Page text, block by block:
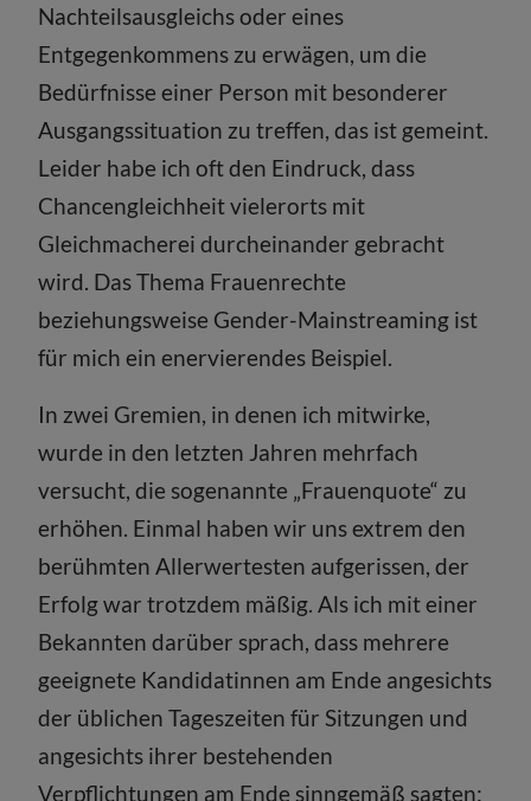
Nachteilsausgleichs oder eines
Entgegenkommens zu erwägen, um die
Bedürfnisse einer Person mit besonderer
Ausgangs­situation zu treffen, das ist gemeint.
Leider habe ich oft den Eindruck, dass
Chancengleichheit vielerorts mit
Gleichmacherei durcheinander gebracht
wird. Das Thema Frauenrechte
beziehungsweise Gender-­Mainstreaming ist
für mich ein enervierendes Beispiel.
In zwei Gremien, in denen ich mitwirke,
wurde in den letzten Jahren mehrfach
versucht, die sogenannte „Frauenquote“ zu
erhöhen. Einmal haben wir uns extrem den
berühmten Allerwertesten aufgerissen, der
Erfolg war trotzdem mäßig. Als ich mit einer
Bekannten darüber sprach, dass mehrere
geeignete Kandidatinnen am Ende angesichts
der üblichen Tageszeiten für Sitzungen und
angesichts ihrer bestehenden
Verpflichtungen am Ende sinngemäß sagten: